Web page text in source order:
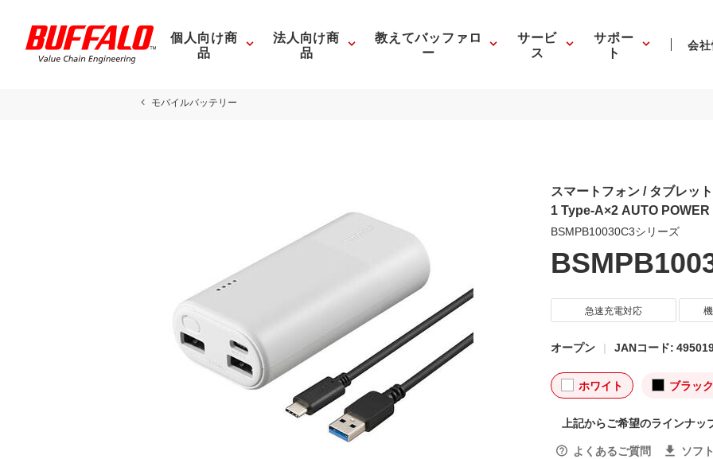
個人向け商
品
法人向け商
品
教えてバッファロ
ー
サービ
ス
サポー
ト 会
モバイルバッテリー
スマートフォン / タブレッ
1 Type-A×2 AUTO
BSMPB10030C3シリーズ
急速充電対応
オープン JANコード:
ホワイト ブラック
上記からご希望のラインナッ
よくあるご質問
ソフ